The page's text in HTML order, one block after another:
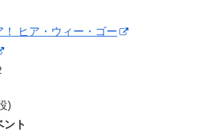
！ ヒア・ウィー・ゴー
)
ント